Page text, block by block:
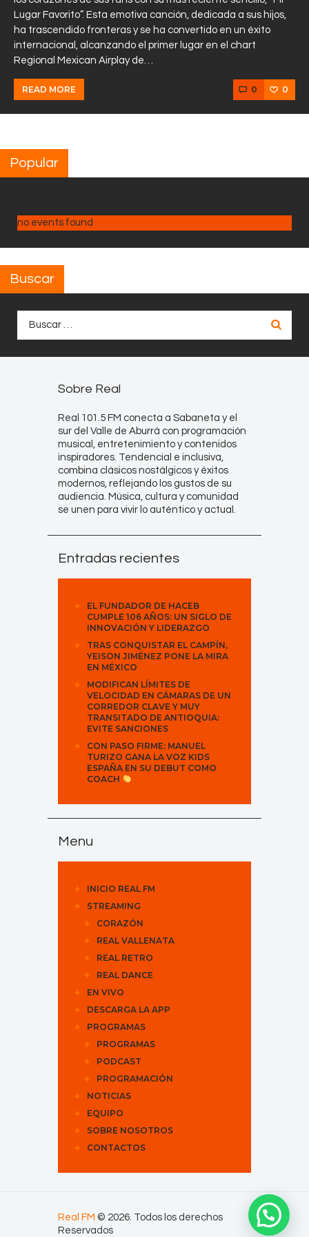
Lugar Favorito”. Esta emotiva canción, dedicada a sus hijos,
ha trascendido fronteras y se ha convertido en un éxito
internacional, alcanzando el primer lugar en el chart
Regional Mexican Airplay de…
READ MORE 0 0
Popular
no events found
Buscar
Sobre Real
Real 101.5 FM conecta a Sabaneta y el
sur del Valle de Aburrá con programación
musical, entretenimiento y contenidos
inspiradores. Tendencial e inclusiva,
combina clásicos nostálgicos y éxitos
modernos, reflejando los gustos de su
audiencia. Música, cultura y comunidad
se unen para vivir lo auténtico y actual.
Entradas recientes
EL FUNDADOR DE HACEB
CUMPLE 106 AÑOS: UN SIGLO DE
INNOVACIÓN Y LIDERAZGO
TRAS CONQUISTAR EL CAMPÍN,
YEISON JIMÉNEZ PONE LA MIRA
EN MÉXICO
MODIFICAN LÍMITES DE
VELOCIDAD EN CÁMARAS DE UN
CORREDOR CLAVE Y MUY
TRANSITADO DE ANTIOQUIA:
EVITE SANCIONES
CON PASO FIRME: MANUEL
TURIZO GANA LA VOZ KIDS
ESPAÑA EN SU DEBUT COMO
COACH
Menu
INICIO REAL FM
STREAMING
CORAZÓN
REAL VALLENATA
REAL RETRO
REAL DANCE
EN VIVO
DESCARGA LA APP
PROGRAMAS
PROGRAMAS
PODCAST
PROGRAMACIÓN
NOTICIAS
EQUIPO
SOBRE NOSOTROS
CONTACTOS
Real FM © 2026. Todos los derechos
Reservados